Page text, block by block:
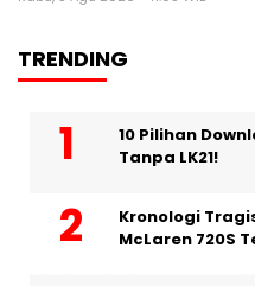
TRENDING
10 Pilihan
Tanpa LK21!
Kronologi
McLaren 720S